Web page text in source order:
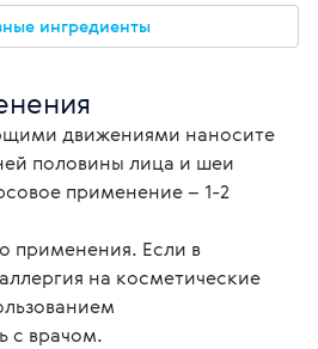
ингредиенты
движениями наносите
половины лица и шеи
применение – 1-2
применения. Если в
на косметические
с врачом.